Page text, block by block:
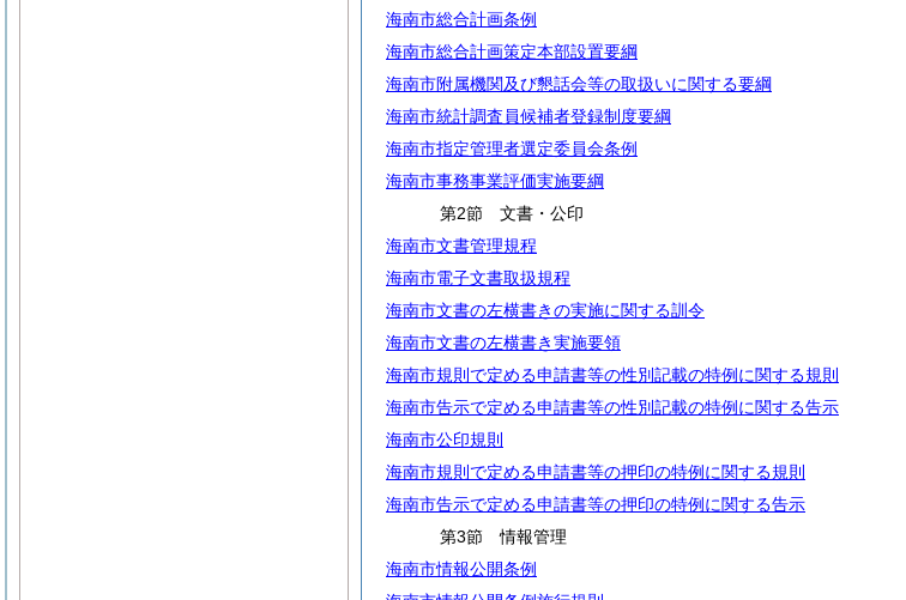
海南市総合計画条例
海南市総合計画策定本部設置要綱
海南市附属機関及び懇話会等の取扱いに関する要綱
海南市統計調査員候補者登録制度要綱
海南市指定管理者選定委員会条例
海南市事務事業評価実施要綱
第2節 文書・公印
海南市文書管理規程
海南市電子文書取扱規程
海南市文書の左横書きの実施に関する訓令
海南市文書の左横書き実施要領
海南市規則で定める申請書等の性別記載の特例に関する規則
海南市告示で定める申請書等の性別記載の特例に関する告示
海南市公印規則
海南市規則で定める申請書等の押印の特例に関する規則
海南市告示で定める申請書等の押印の特例に関する告示
第3節 情報管理
海南市情報公開条例